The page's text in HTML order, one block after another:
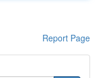
Report Page